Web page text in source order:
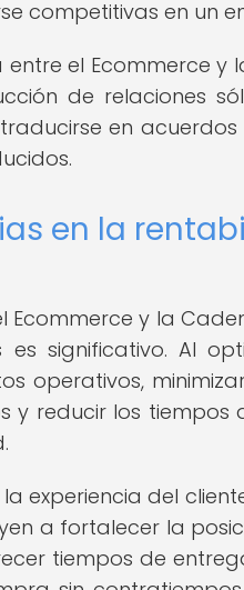
competitivas en un
el Ecommerce
de relaciones
en
en la
Ecommerce y la
significativo. Al
operativos,
y reducir los tiempos
experiencia del
a fortalecer la
tiempos de